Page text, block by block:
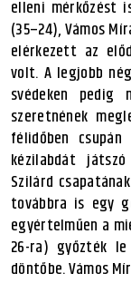
elleni mérkőzést
(35–24), Vámos
elérkezett az
volt. A legjobb
svédeken
szeretnének
félidőben
kézilabdát
Szilárd
továbbra is egy
egyértelműen a
26-ra) győzték
döntőbe. Vámos